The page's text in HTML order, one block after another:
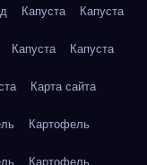
Капуста Капуста
Капуста Капуста
Карта сайта
Картофель
Картофель